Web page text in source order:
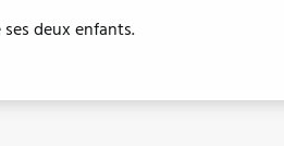
deux enfants.